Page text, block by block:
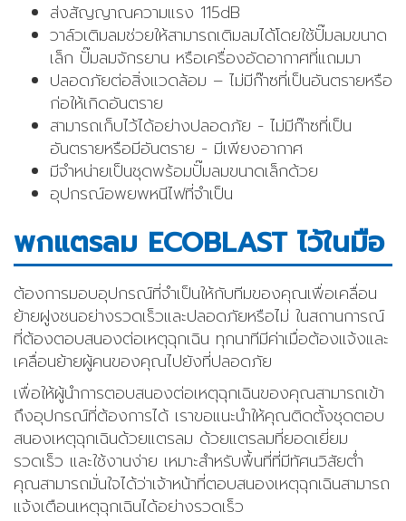
ส่งสัญญาณความแรง 115dB
วาล์วเติมลมช่วยให้สามารถเติมลมได้โดยใช้ปั๊มลมขนาด
เล็ก ปั๊มลมจักรยาน หรือเครื่องอัดอากาศที่แถมมา
ปลอดภัยต่อสิ่งแวดล้อม – ไม่มีก๊าซที่เป็นอันตรายหรือ
ก่อให้เกิดอันตราย
สามารถเก็บไว้ได้อย่างปลอดภัย - ไม่มีก๊าซที่เป็น
อันตรายหรือมีอันตราย - มีเพียงอากาศ
มีจำหน่ายเป็นชุดพร้อมปั๊มลมขนาดเล็กด้วย
อุปกรณ์อพยพหนีไฟที่จำเป็น
พกแตรลม ECOBLAST ไว้ในมือ
ต้องการมอบอุปกรณ์ที่จำเป็นให้กับทีมของคุณเพื่อเคลื่อน
ย้ายฝูงชนอย่างรวดเร็วและปลอดภัยหรือไม่ ในสถานการณ์
ที่ต้องตอบสนองต่อเหตุฉุกเฉิน ทุกนาทีมีค่าเมื่อต้องแจ้งและ
เคลื่อนย้ายผู้คนของคุณไปยังที่ปลอดภัย
เพื่อให้ผู้นำการตอบสนองต่อเหตุฉุกเฉินของคุณสามารถเข้า
ถึงอุปกรณ์ที่ต้องการได้ เราขอแนะนำให้คุณติดตั้งชุดตอบ
สนองเหตุฉุกเฉินด้วยแตรลม ด้วยแตรลมที่ยอดเยี่ยม
รวดเร็ว และใช้งานง่าย เหมาะสำหรับพื้นที่ที่มีทัศนวิสัยต่ำ
คุณสามารถมั่นใจได้ว่าเจ้าหน้าที่ตอบสนองเหตุฉุกเฉินสามารถ
แจ้งเตือนเหตุฉุกเฉินได้อย่างรวดเร็ว